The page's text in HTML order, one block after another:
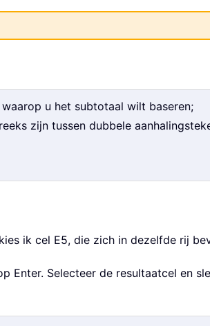
u het subtotaal wilt baseren;
zijn tussen dubbele
ik cel E5, die zich in dezelfde rij
Selecteer de resultaatcel en